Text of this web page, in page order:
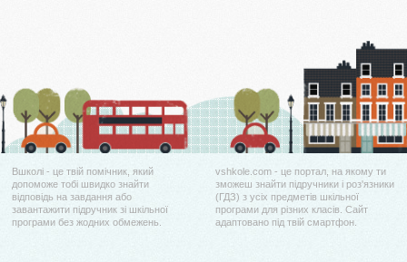
Вшколі - це твій помічник, який
допоможе тобі швидко знайти
відповідь на завдання або
завантажити підручник зі шкільної
програми без жодних обмежень.
vshkole.com - це портал, на якому ти
зможеш знайти підручники і роз'язники
(ГДЗ) з усіх предметів шкільної
програми для різних класів. Сайт
адаптовано під твій смартфон.